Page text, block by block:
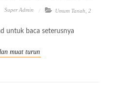
Super Admin Umum Tanah 2
untuk baca seterusnya
muat turun